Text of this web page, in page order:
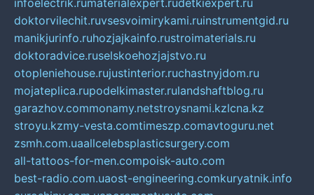
infoelectrik.rumaterialexpert.rudetkiexpert.ru
doktorvilechit.ruvsesvoimirykami.ruinstrumentgid.ru
manikjurinfo.ruhozjajkainfo.rustroimaterials.ru
doktoradvice.ruselskoehozjajstvo.ru
otopleniehouse.rujustinterior.ruchastnyjdom.ru
mojateplica.rupodelkimaster.rulandshaftblog.ru
garazhov.commonamy.netstroysnami.kzlcna.kz
stroyu.kzmy-vesta.comtimeszp.comavtoguru.net
zsmh.com.uaallcelebsplasticsurgery.com
all-tattoos-for-men.compoisk-auto.com
best-radio.com.uaost-engineering.comkuryatnik.info